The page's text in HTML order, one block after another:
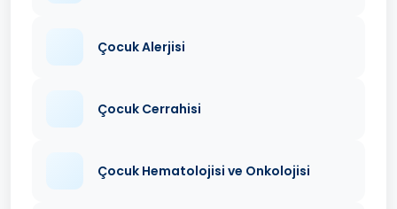
Çocuk Alerjisi
Çocuk Cerrahisi
Çocuk Hematolojisi ve Onkolojisi